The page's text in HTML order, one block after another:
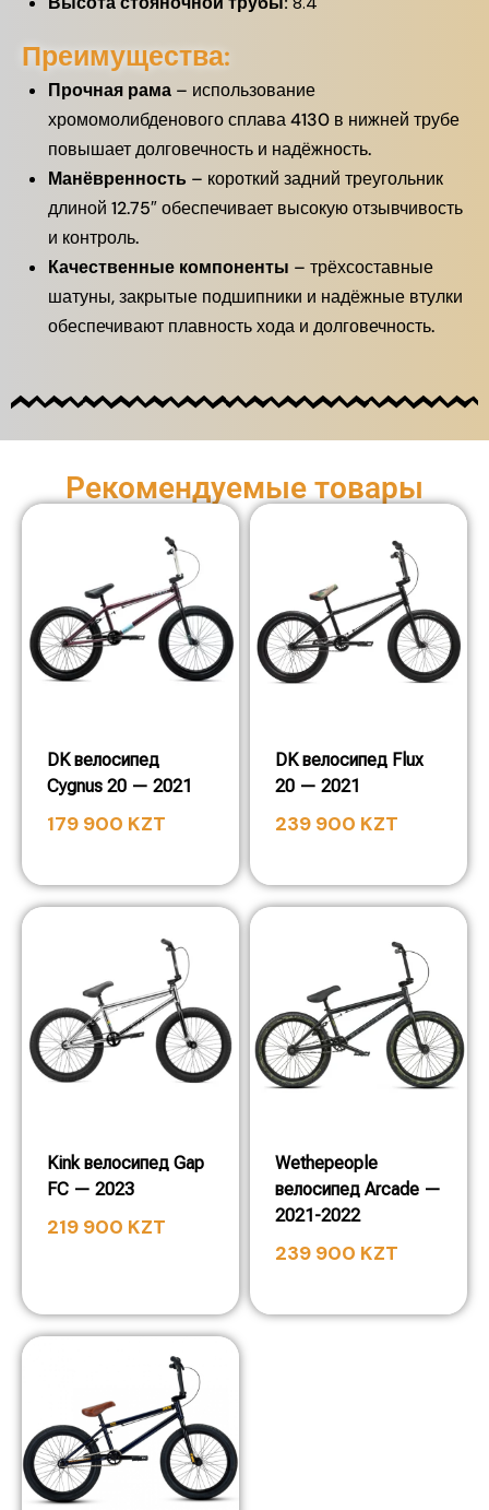
Преимущества:
Прочная рама – использование
хромомолибденового сплава 4130 в нижней трубе
повышает долговечность и надёжность.
Манёвренность – короткий задний треугольник
длиной 12.75″ обеспечивает высокую отзывчивость
и контроль.
Качественные компоненты – трёхсоставные
шатуны, закрытые подшипники и надёжные втулки
обеспечивают плавность хода и долговечность.
Рекомендуемые товары
DK велосипед
Cygnus 20 — 2021
179 900 KZT
DK велосипед Flux
20 — 2021
239 900 KZT
Kink велосипед Gap
FC — 2023
219 900 KZT
Wethepeople
велосипед Arcade —
2021-2022
239 900 KZT